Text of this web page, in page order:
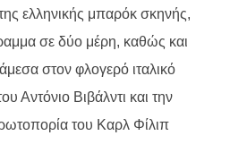
ελληνικής μπαρόκ σκηνής,
σε δύο μέρη, καθώς και
στον φλογερό ιταλικό
Αντόνιο Βιβάλντι και την
του Καρλ Φίλιπ